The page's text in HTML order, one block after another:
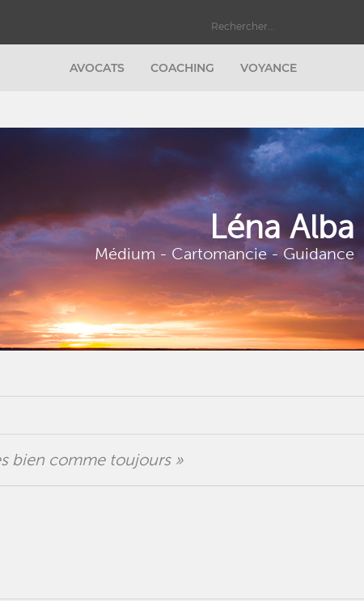
AVOCATS COACHING VOYANCE
Léna Alba
Médium - Cartomancie - Guidance
bien comme toujours »